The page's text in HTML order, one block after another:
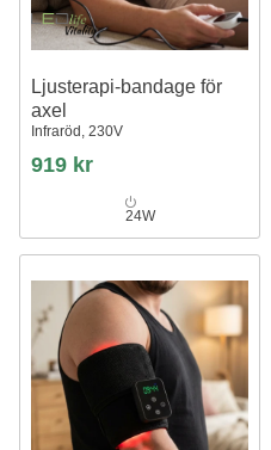
Ljusterapi-bandage för
axel
Infraröd, 230V
919 kr
24W